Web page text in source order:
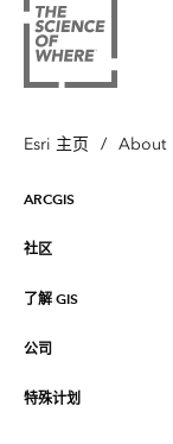
Esri 主页 / About
ARCGIS
ArcGIS 概览
制图
社区
Esri 社区
ArcGIS 博客
了解 GIS
什么是 GIS？
位置智能
公司
关于 Esri
特殊计划